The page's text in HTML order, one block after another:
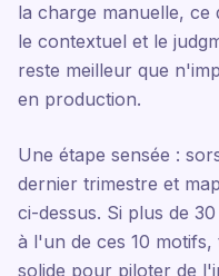
la charge manuelle,
le contextuel et le
reste meilleur que
en production.
Une étape sensée :
dernier trimestre et
ci-dessus. Si plus de
à l'un de ces 10
solide pour piloter de